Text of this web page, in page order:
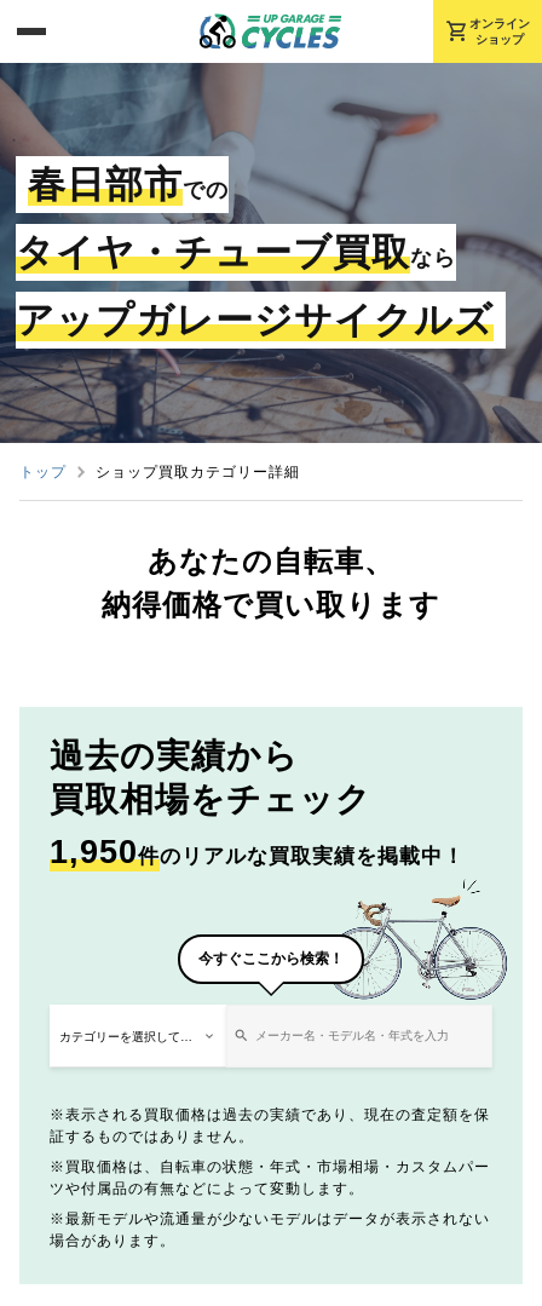
shopping_cart オンライン
ショップ
春日部市での
タイヤ・チューブ買取なら
アップガレージサイクルズ
トップ ショップ買取カテゴリー詳細
あなたの自転車、
納得価格で買い取ります
過去の実績から
買取相場をチェック
1,950件のリアルな買取実績を掲載中！
今すぐここから検索！
表示される買取価格は過去の実績であり、現在の査定額を保
証するものではありません。
買取価格は、自転車の状態・年式・市場相場・カスタムパー
ツや付属品の有無などによって変動します。
最新モデルや流通量が少ないモデルはデータが表示されない
場合があります。